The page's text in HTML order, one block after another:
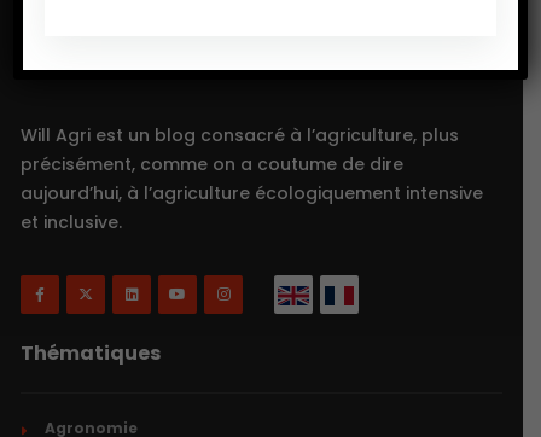
Will Agri est un blog consacré à l’agriculture, plus
précisément, comme on a coutume de dire
aujourd’hui, à l’agriculture écologiquement intensive
et inclusive.
Thématiques
Agronomie